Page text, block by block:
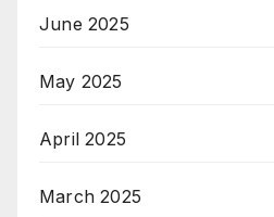
June 2025
May 2025
April 2025
March 2025